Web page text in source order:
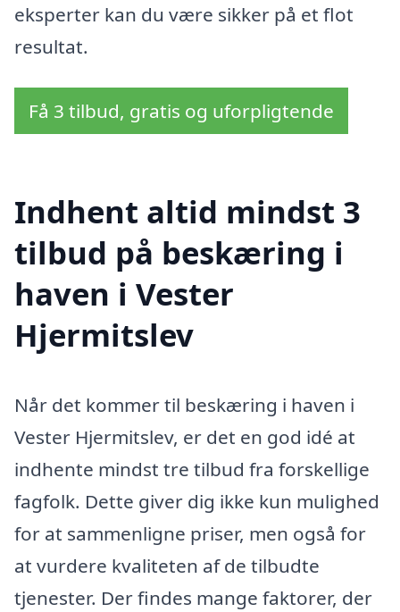
eksperter kan du være sikker på et flot
resultat.
Få 3 tilbud, gratis og uforpligtende
Indhent altid mindst 3
tilbud på beskæring i
haven i Vester
Hjermitslev
Når det kommer til beskæring i haven i
Vester Hjermitslev, er det en god idé at
indhente mindst tre tilbud fra forskellige
fagfolk. Dette giver dig ikke kun mulighed
for at sammenligne priser, men også for
at vurdere kvaliteten af de tilbudte
tjenester. Der findes mange faktorer, der